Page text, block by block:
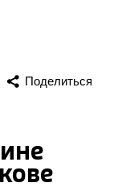
Поделиться